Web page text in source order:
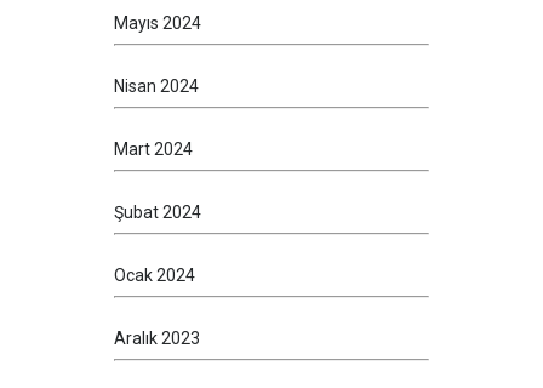
Mayıs 2024
Nisan 2024
Mart 2024
Şubat 2024
Ocak 2024
Aralık 2023